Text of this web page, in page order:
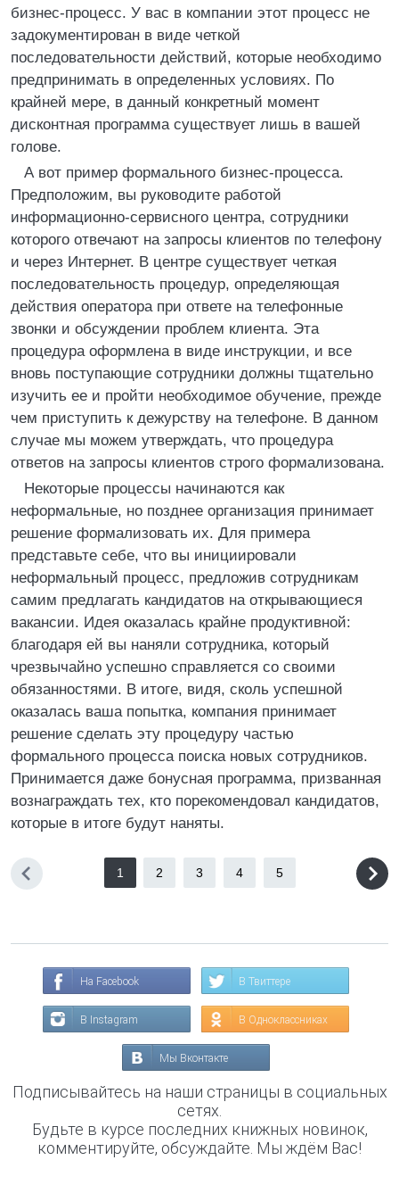
бизнес-процесс. У вас в компании этот процесс не
задокументирован в виде четкой
последовательности действий, которые необходимо
предпринимать в определенных условиях. По
крайней мере, в данный конкретный момент
дисконтная программа существует лишь в вашей
голове.
А вот пример формального бизнес-процесса.
Предположим, вы руководите работой
информационно-сервисного центра, сотрудники
которого отвечают на запросы клиентов по телефону
и через Интернет. В центре существует четкая
последовательность процедур, определяющая
действия оператора при ответе на телефонные
звонки и обсуждении проблем клиента. Эта
процедура оформлена в виде инструкции, и все
вновь поступающие сотрудники должны тщательно
изучить ее и пройти необходимое обучение, прежде
чем приступить к дежурству на телефоне. В данном
случае мы можем утверждать, что процедура
ответов на запросы клиентов строго формализована.
Некоторые процессы начинаются как
неформальные, но позднее организация принимает
решение формализовать их. Для примера
представьте себе, что вы инициировали
неформальный процесс, предложив сотрудникам
самим предлагать кандидатов на открывающиеся
вакансии. Идея оказалась крайне продуктивной:
благодаря ей вы наняли сотрудника, который
чрезвычайно успешно справляется со своими
обязанностями. В итоге, видя, сколь успешной
оказалась ваша попытка, компания принимает
решение сделать эту процедуру частью
формального процесса поиска новых сотрудников.
Принимается даже бонусная программа, призванная
вознаграждать тех, кто порекомендовал кандидатов,
которые в итоге будут наняты.
1 2 3 4 5
На Facebook В Твиттере
В Instagram В Одноклассниках
Мы Вконтакте
Подписывайтесь на наши страницы в социальных
сетях.
Будьте в курсе последних книжных новинок,
комментируйте, обсуждайте. Мы ждём Вас!